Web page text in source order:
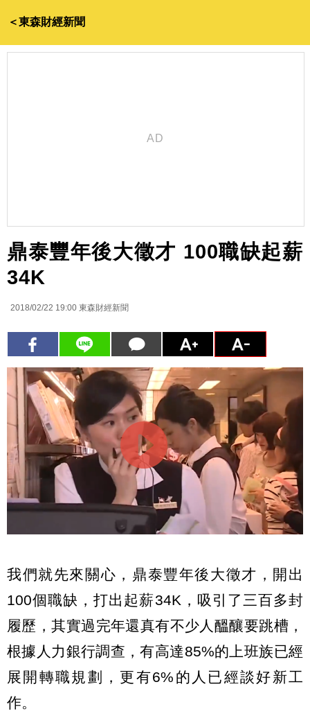
＜東森財經新聞
鼎泰豐年後大徵才 100職缺起薪
34K
2018/02/22 19:00 東森財經新聞
我們就先來關心，鼎泰豐年後大徵才，開出
100個職缺，打出起薪34K，吸引了三百多封
履歷，其實過完年還真有不少人醞釀要跳槽，
根據人力銀行調查，有高達85%的上班族已經
展開轉職規劃，更有6%的人已經談好新工
作。